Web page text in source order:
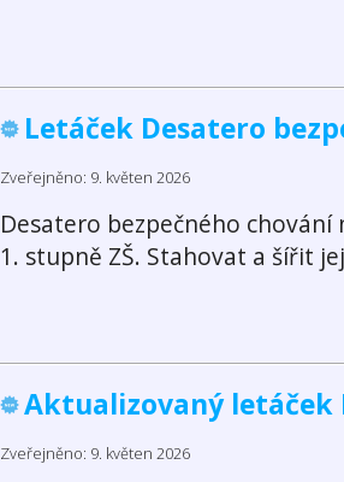
Letáček Desatero
Zveřejněno: 9. květen 2026
Desatero bezpečného
1. stupně ZŠ. Stahovat a šířit
Aktualizovaný
Zveřejněno: 9. květen 2026